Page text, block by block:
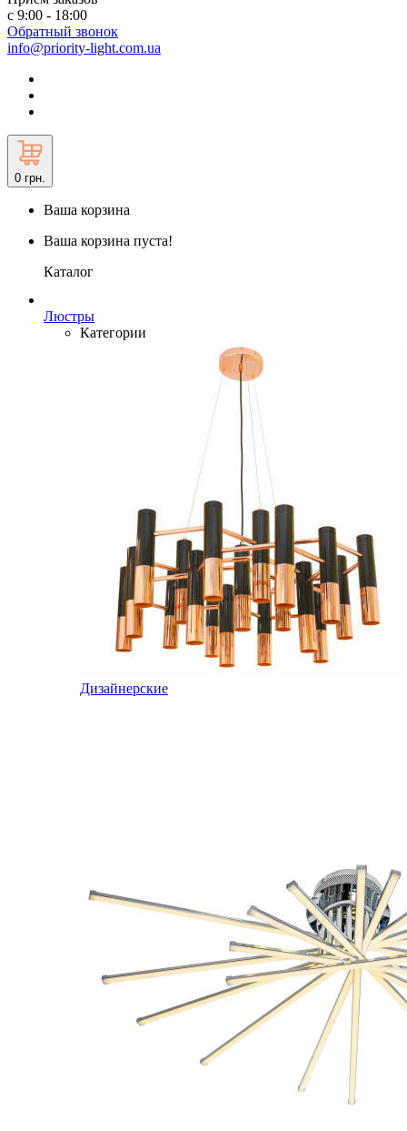
с 9:00 - 18:00
Обратный звонок
info@priority-light.com.ua
0 грн.
Ваша корзина
Ваша корзина пуста!
Каталог
Люстры
Категории
Дизайнерские